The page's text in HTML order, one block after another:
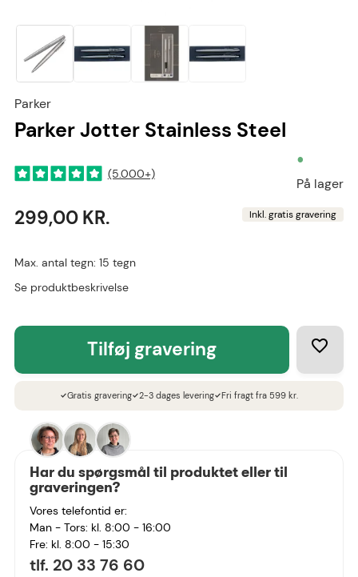
Parker
Parker Jotter Stainless Steel
(5.000+)
•
På lager
299,00 KR. Inkl. gratis gravering
Max. antal tegn: 15 tegn
Se produktbeskrivelse
tilføj gravering
checkGratis graveringcheck2-3 dages leveringcheckFri fragt fra 599 kr.
Har du spørgsmål til produktet eller til
graveringen?
Vores telefontid er:
Man - Tors: kl. 8:00 - 16:00
Fre: kl. 8:00 - 15:30
tlf. 20 33 76 60